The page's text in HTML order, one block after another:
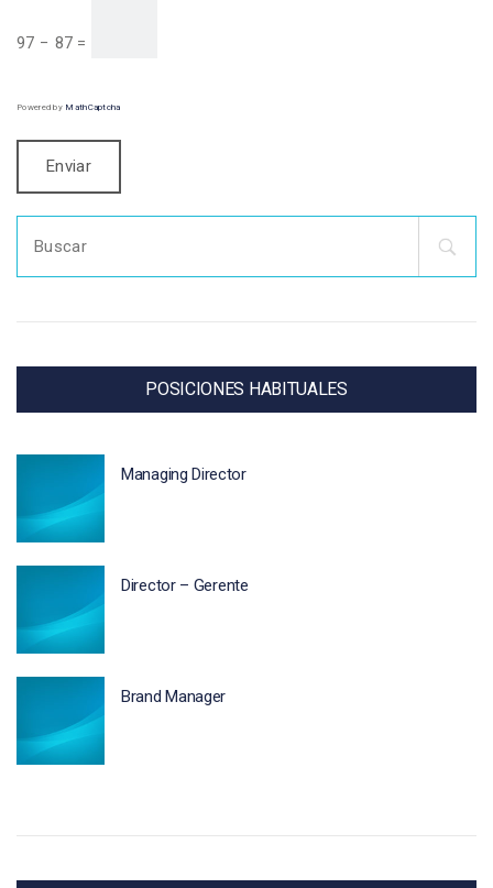
97 − 87 =
Powered by MathCaptcha
for:
POSICIONES HABITUALES
Managing Director
Director – Gerente
Brand Manager